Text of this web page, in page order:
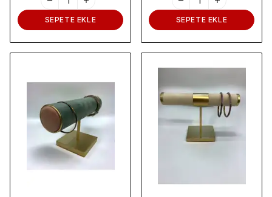
SEPETE EKLE SEPETE EKLE